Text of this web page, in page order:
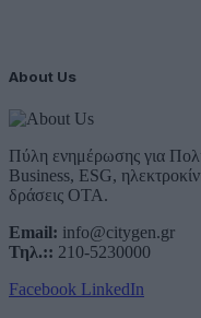
About Us
Πύλη ενημέρωσης για
Business, ESG,
δράσεις ΟΤΑ.
Email: info@citygen.gr
Τηλ.:: 210-5230000
Facebook LinkedIn